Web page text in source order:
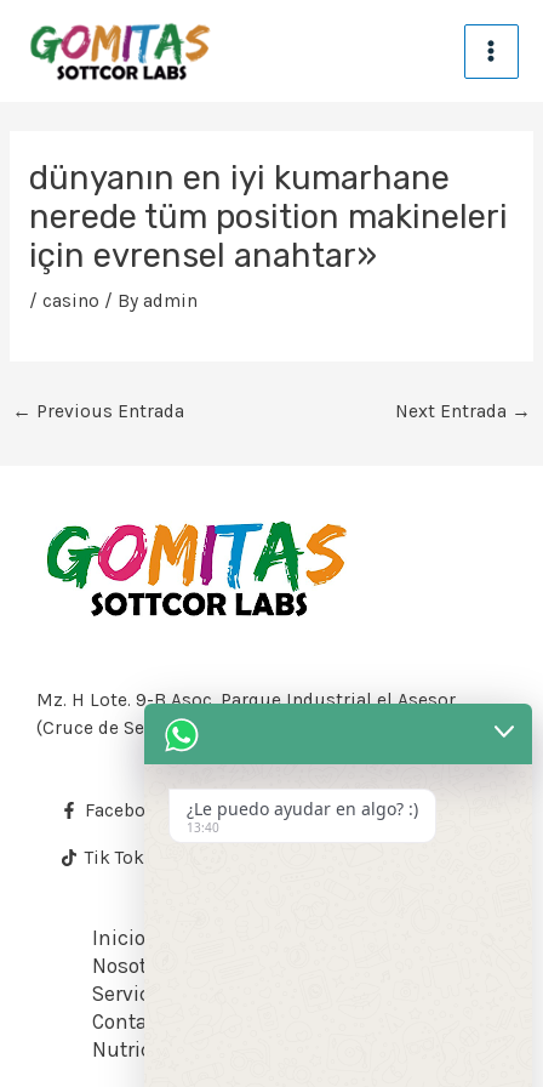
content
dünyanın en iyi kumarhane
nerede tüm position makineleri
için evrensel anahtar»
/ casino / By admin
← Previous Entrada Next Entrada →
Mz. H Lote. 9-B Asoc. Parque Industrial el Asesor
(Cruce de Sep. Industrial con los Ángeles)
Facebook Instagram Contacto
Tik Tok
Inicio
Nosotros
Servicios
Contacto
Nutrición
¿Le puedo ayudar en algo? :)
13:40